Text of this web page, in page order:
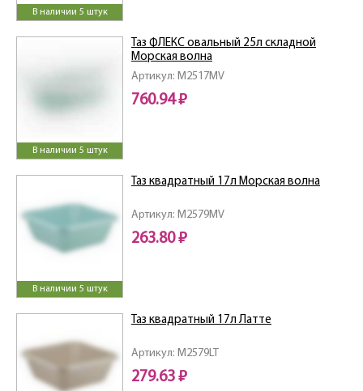
В наличии 5 штук
В наличии 5 штук
Артикул: M2517MV
Таз ФЛЕКС овальный 25л складной
Морская волна
760.94 ₽
В наличии 5 штук
Артикул: M2579MV
Таз квадратный 17л Морская волна
263.80 ₽
Артикул: M2579LT
Таз квадратный 17л Латте
279.63 ₽